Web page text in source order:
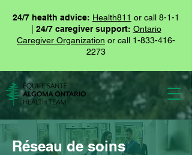
24/7 health advice: Health811 or call 8-1-1
24/7 caregiver support: Ontario
Caregiver Organization or call 1-833-416-
2273
Réseau de soins